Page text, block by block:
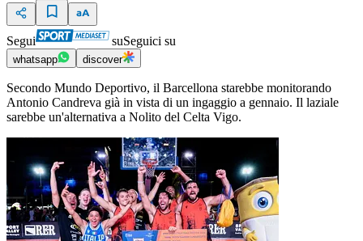
Segui suSeguici su
whatsapp discover
Secondo Mundo Deportivo, il Barcellona starebbe monitorando
Antonio Candreva già in vista di un ingaggio a gennaio. Il laziale
sarebbe un'alternativa a Nolito del Celta Vigo.